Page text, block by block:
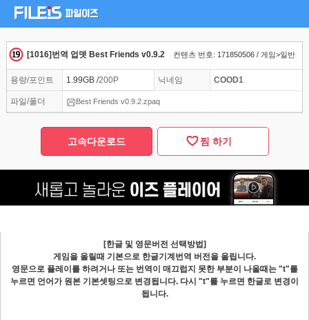
[1016]번역 업뎃 Best Friends v0.9.2 컨텐츠 번호: 171850506 / 게임>일반
용량/포인트 1.99GB /200P 닉네임 COOD1
파일/폴더 Best Friends v0.9.2.zpaq
고속다운로드 찜 하기
[한글 및 영문버전 선택방법]
게임을 올릴때 기본으로 한글기계번역 버전을 올립니다.
영문으로 플레이를 하려거나 또는 번역이 매끄럽지 못한 부분이 나올때는 "t"를
누르면 언어가 원본 기본셋팅으로 변경됩니다. 다시 "t"를 누르면 한글로 변경이
됩니다.